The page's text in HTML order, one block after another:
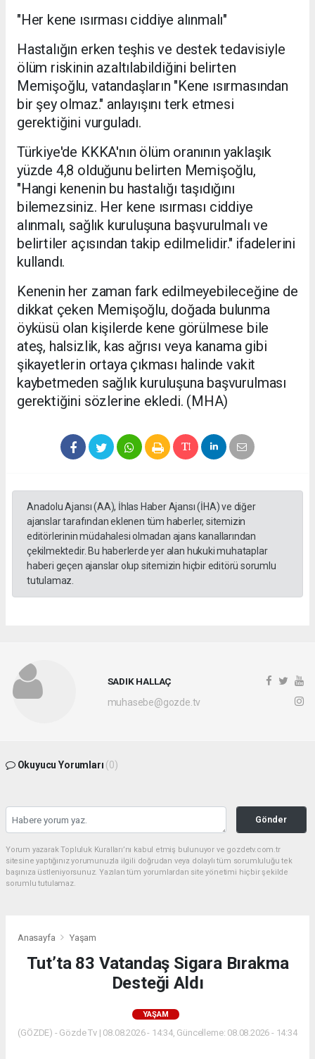
"Her kene ısırması ciddiye alınmalı"
Hastalığın erken teşhis ve destek tedavisiyle
ölüm riskinin azaltılabildiğini belirten
Memişoğlu, vatandaşların "Kene ısırmasından
bir şey olmaz." anlayışını terk etmesi
gerektiğini vurguladı.
Türkiye'de KKKA'nın ölüm oranının yaklaşık
yüzde 4,8 olduğunu belirten Memişoğlu,
"Hangi kenenin bu hastalığı taşıdığını
bilemezsiniz. Her kene ısırması ciddiye
alınmalı, sağlık kuruluşuna başvurulmalı ve
belirtiler açısından takip edilmelidir." ifadelerini
kullandı.
Kenenin her zaman fark edilmeyebileceğine de
dikkat çeken Memişoğlu, doğada bulunma
öyküsü olan kişilerde kene görülmese bile
ateş, halsizlik, kas ağrısı veya kanama gibi
şikayetlerin ortaya çıkması halinde vakit
kaybetmeden sağlık kuruluşuna başvurulması
gerektiğini sözlerine ekledi. (MHA)
Anadolu Ajansı (AA), İhlas Haber Ajansı (İHA) ve diğer
ajanslar tarafından eklenen tüm haberler, sitemizin
editörlerinin müdahalesi olmadan ajans kanallarından
çekilmektedir. Bu haberlerde yer alan hukuki muhataplar
haberi geçen ajanslar olup sitemizin hiçbir editörü sorumlu
tutulamaz.
SADIK HALLAÇ
muhasebe@gozde.tv
Okuyucu Yorumları (0)
Gönder
Yorum yazarak Topluluk Kuralları’nı kabul etmiş bulunuyor ve gozdetv.com.tr
sitesine yaptığınız yorumunuzla ilgili doğrudan veya dolaylı tüm sorumluluğu tek
başınıza üstleniyorsunuz. Yazılan tüm yorumlardan site yönetimi hiçbir şekilde
sorumlu tutulamaz.
Anasayfa Yaşam
Tut’ta 83 Vatandaş Sigara Bırakma
Desteği Aldı
YAŞAM
(GÖZDE) - Gözde Tv | 08.08.2026 - 14:34, Güncelleme: 08.08.2026 - 14:34